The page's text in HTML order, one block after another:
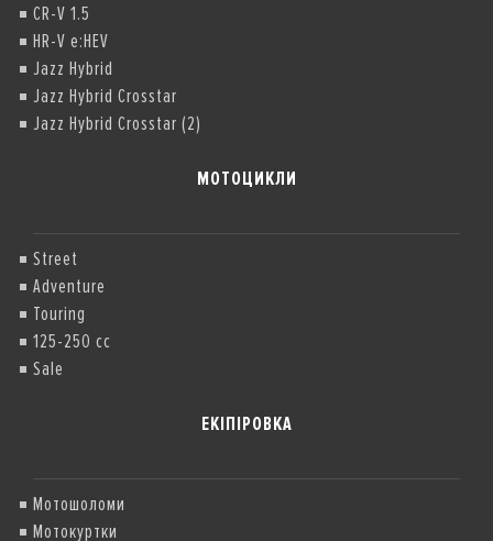
CR-V 1.5
HR-V e:HEV
Jazz Hybrid
Jazz Hybrid Crosstar
Jazz Hybrid Crosstar (2)
МОТОЦИКЛИ
Street
Adventure
Touring
125-250 cc
Sale
ЕКІПІРОВКА
Мотошоломи
Мотокуртки